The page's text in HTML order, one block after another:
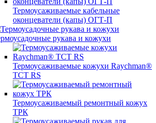
Термоусаживаемые кабельные
оконцеватели (капы) ОГТ-П
рукава и кожухи
Термоусаживаемые кожухи Raychman®
TCT RS
Термоусаживаемый ремонтный кожух
ТРК